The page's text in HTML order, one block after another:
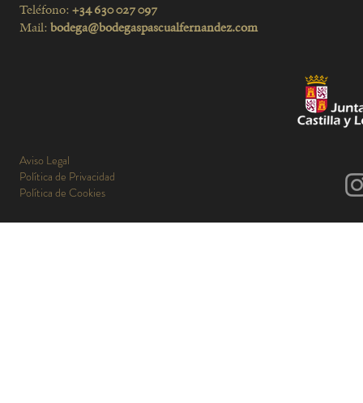
Teléfono: +34 630 027 097
Mail: bodega@bodegaspascualfernandez.com
Aviso Legal
Política de Privacidad
Política de Cookies